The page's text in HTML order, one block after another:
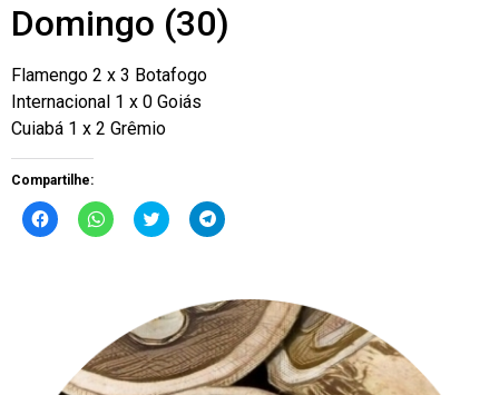
Domingo (30)
Flamengo 2 x 3 Botafogo
Internacional 1 x 0 Goiás
Cuiabá 1 x 2 Grêmio
Compartilhe:
Clique
para
Clique
para
janela)
Clique
para
nova
janela)
Clique
para
nova
janela)